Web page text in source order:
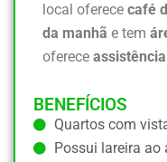
local oferece café
da manhã e tem
oferece
BENEFÍCIOS
Quartos com
Possui lareira ao